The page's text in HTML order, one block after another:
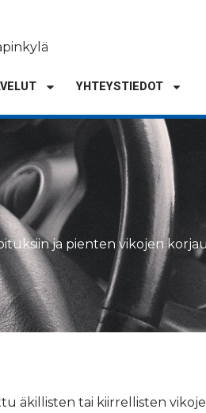
YHTEYSTIEDOT
ja pienten vikojen
äkillisten tai kiirrellisten